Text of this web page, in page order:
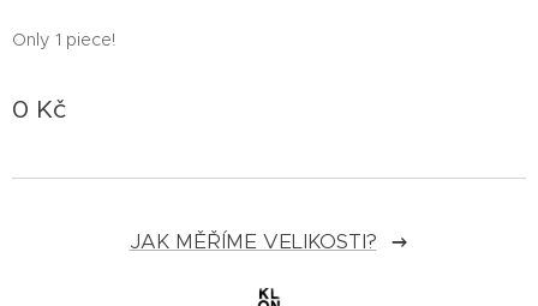
Only 1 piece!
0 Kč
JAK MĚŘÍME VELIKOSTI?